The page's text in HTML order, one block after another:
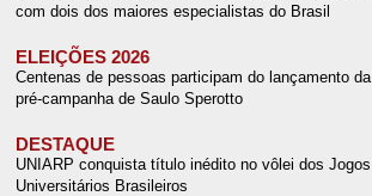
com dois dos maiores especialistas do Brasil
ELEIÇÕES 2026
Centenas de pessoas participam do lançamento da
pré-campanha de Saulo Sperotto
DESTAQUE
UNIARP conquista título inédito no vôlei dos Jogos
Universitários Brasileiros